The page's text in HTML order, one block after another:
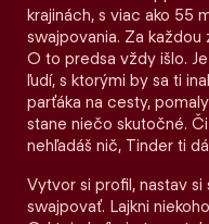
krajinách, s viac ako 55
swajpovania. Za
O to predsa vždy išlo.
ľudí, s ktorými by sa ti
parťáka na cesty,
stane niečo skutočné.
nehľadáš nič, Tinder ti
Vytvor si profil, nastav
swajpovať. Lajkni